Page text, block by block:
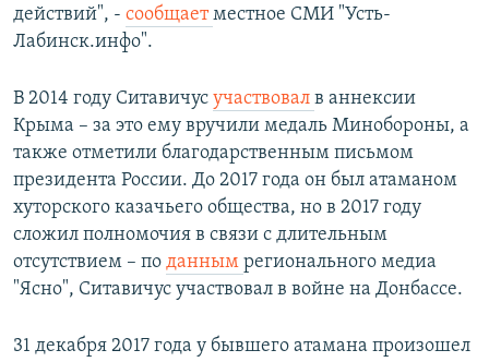
действий", - сообщаетместное СМИ "Усть-
Лабинск.инфо".
В 2014 году Ситавичус участвовал в аннексии
Крыма – за это ему вручили медаль Минобороны, а
также отметили благодарственным письмом
президента России. До 2017 года он был атаманом
хуторского казачьего общества, но в 2017 году
сложил полномочия в связи с длительным
отсутствием – по данным регионального медиа
"Ясно", Ситавичус участвовал в войне на Донбассе.
31 декабря 2017 года у бывшего атамана произошел